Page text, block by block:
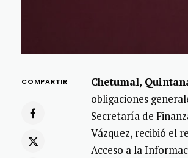
COMPARTIR Chetumal,
obligaciones
Secretaría de
Vázquez, recibió el
Acceso a la